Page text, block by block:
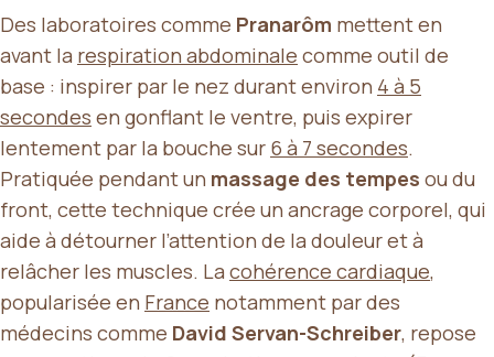
Des laboratoires comme Pranarôm mettent en
avant la respiration abdominale comme outil de
base : inspirer par le nez durant environ 4 à 5
secondes en gonflant le ventre, puis expirer
lentement par la bouche sur 6 à 7 secondes.
Pratiquée pendant un massage des tempes ou du
front, cette technique crée un ancrage corporel, qui
aide à détourner l’attention de la douleur et à
relâcher les muscles. La cohérence cardiaque,
popularisée en France notamment par des
médecins comme David Servan-Schreiber, repose